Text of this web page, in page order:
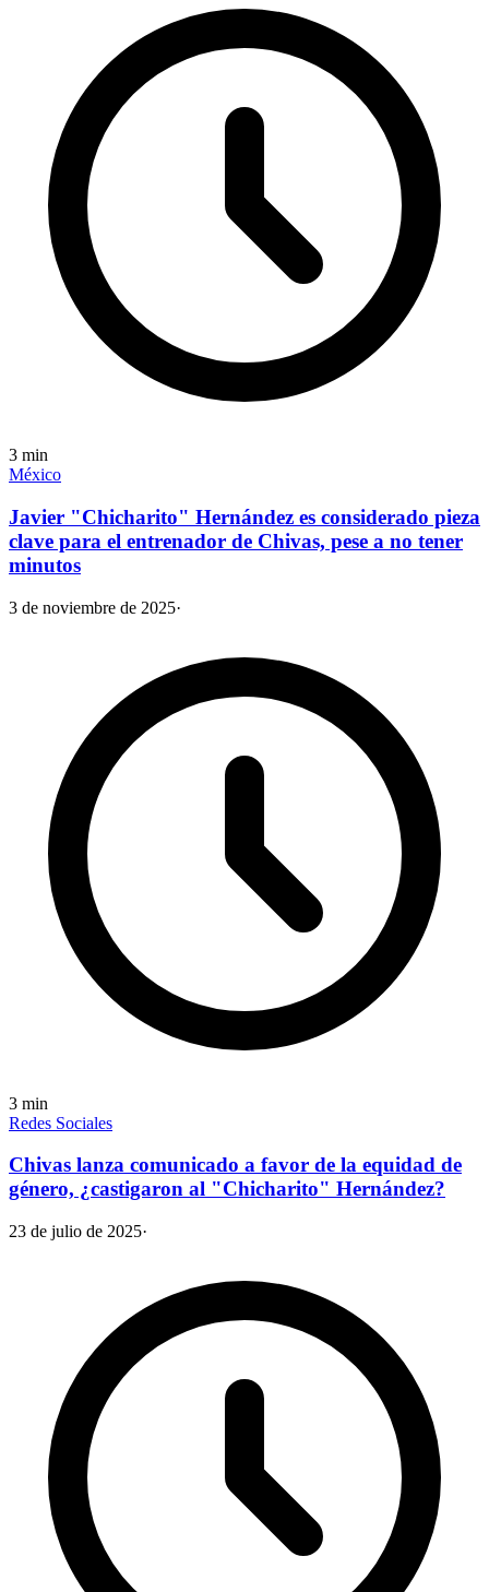
3 min
México
Javier "Chicharito" Hernández es considerado pieza
clave para el entrenador de Chivas, pese a no tener
minutos
3 de noviembre de 2025·
3 min
Redes Sociales
Chivas lanza comunicado a favor de la equidad de
género, ¿castigaron al "Chicharito" Hernández?
23 de julio de 2025·